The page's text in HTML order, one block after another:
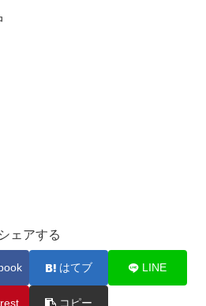
シェアする
はてブ LINE
コピー